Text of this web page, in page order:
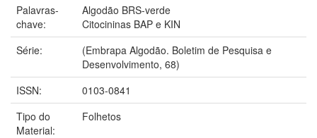
Palavras-
chave:
Algodão BRS-verde
Citocininas BAP e KIN
Série:
(Embrapa Algodão. Boletim de Pesquisa e
Desenvolvimento, 68)
ISSN:
0103-0841
Tipo do
Material:
Folhetos